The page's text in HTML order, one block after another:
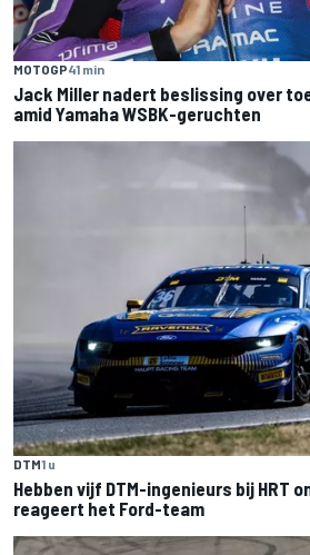
MOTOGP41 min
Jack Miller nadert beslissing over
amid Yamaha WSBK-geruchten
DTM1 u
Hebben vijf DTM-ingenieurs bij HRT
reageert het Ford-team